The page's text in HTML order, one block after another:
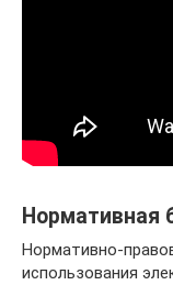
Нормативная
Нормативно-
использования